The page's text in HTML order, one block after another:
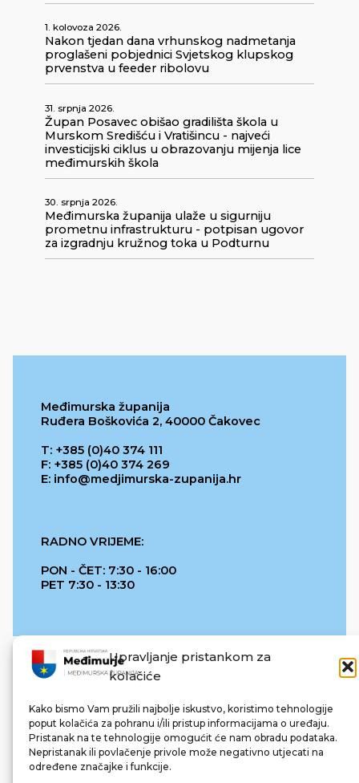
Upravljanje pristankom za
kolačiće
Kako bismo Vam pružili najbolje iskustvo, koristimo tehnologije
poput kolačića za pohranu i/ili pristup informacijama o uređaju.
Pristanak na te tehnologije omogućit će nam obradu podataka.
Nepristanak ili povlačenje privole može negativno utjecati na
određene značajke i funkcije.
1. kolovoza 2026.
Nakon tjedan dana vrhunskog nadmetanja
proglašeni pobjednici Svjetskog klupskog
prvenstva u feeder ribolovu
31. srpnja 2026.
Župan Posavec obišao gradilišta škola u
Murskom Središću i Vratišincu - najveći
investicijski ciklus u obrazovanju mijenja lice
međimurskih škola
30. srpnja 2026.
Međimurska županija ulaže u sigurniju
prometnu infrastrukturu - potpisan ugovor
za izgradnju kružnog toka u Podturnu
Međimurska županija
Ruđera Boškovića 2, 40000 Čakovec
T: +385 (0)40 374 111
F: +385 (0)40 374 269
E: info@medjimurska-zupanija.hr
RADNO VRIJEME:
PON - ČET: 7:30 - 16:00
PET 7:30 - 13:30
REPUBLIKA HRVATSKA